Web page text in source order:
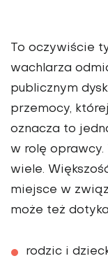
To oczywiście
wachlarza
publicznym
przemocy,
oznacza to
w rolę oprawcy.
wiele.
miejsce w
może też
rodzic i